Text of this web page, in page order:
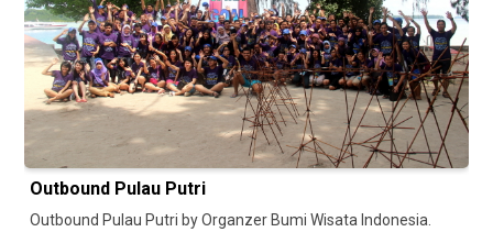
Outbound Pulau Putri
Outbound Pulau Putri by Organzer Bumi Wisata Indonesia.